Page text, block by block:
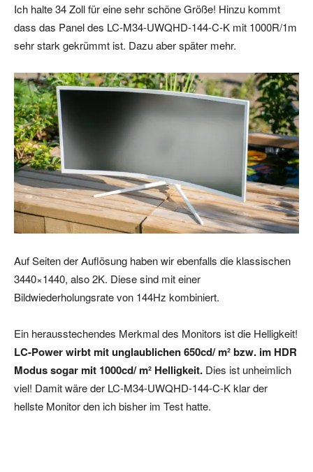
Ich halte 34 Zoll für eine sehr schöne Größe! Hinzu kommt
dass das Panel des LC-M34-UWQHD-144-C-K mit 1000R/1m
sehr stark gekrümmt ist. Dazu aber später mehr.
Auf Seiten der Auflösung haben wir ebenfalls die klassischen
3440×1440, also 2K. Diese sind mit einer
Bildwiederholungsrate von 144Hz kombiniert.
Ein herausstechendes Merkmal des Monitors ist die Helligkeit!
LC-Power wirbt mit unglaublichen 650cd/ m² bzw. im HDR
Modus sogar mit 1000cd/ m² Helligkeit. Dies ist unheimlich
viel! Damit wäre der LC-M34-UWQHD-144-C-K klar der
hellste Monitor den ich bisher im Test hatte.